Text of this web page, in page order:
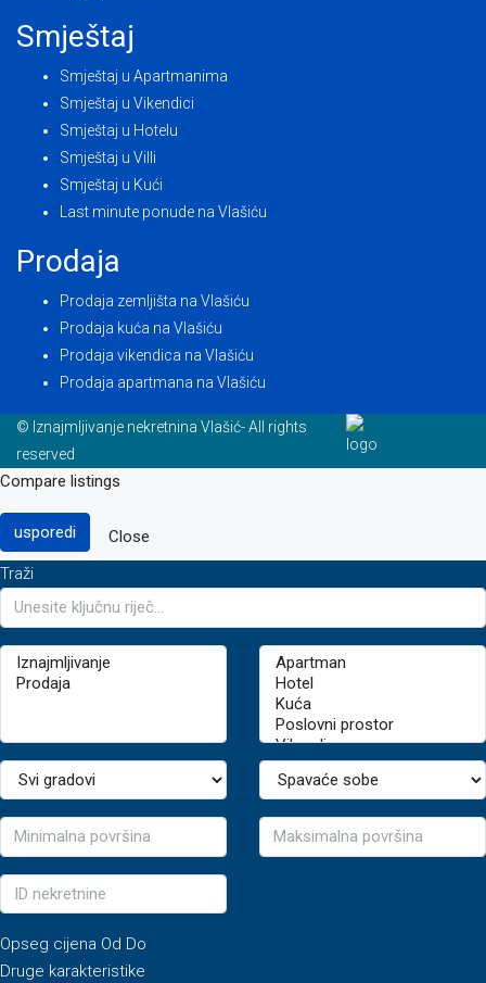
Smještaj
Smještaj u Apartmanima
Smještaj u Vikendici
Smještaj u Hotelu
Smještaj u Villi
Smještaj u Kući
Last minute ponude na Vlašiću
Prodaja
Prodaja zemljišta na Vlašiću
Prodaja kuća na Vlašiću
Prodaja vikendica na Vlašiću
Prodaja apartmana na Vlašiću
© Iznajmljivanje nekretnina Vlašić- All rights
reserved
Compare listings
usporedi
Close
Traži
Opseg cijena Od Do
Druge karakteristike